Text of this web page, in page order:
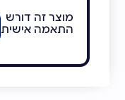
מוצר זה דורש
התאמה אישית